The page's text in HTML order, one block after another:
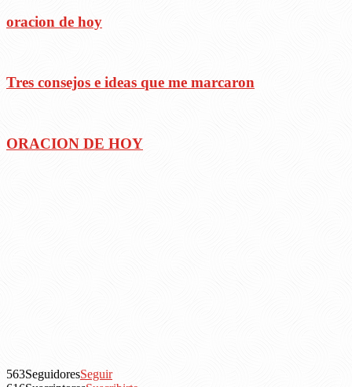
oracion de hoy
Tres consejos e ideas que me marcaron
ORACION DE HOY
563SeguidoresSeguir